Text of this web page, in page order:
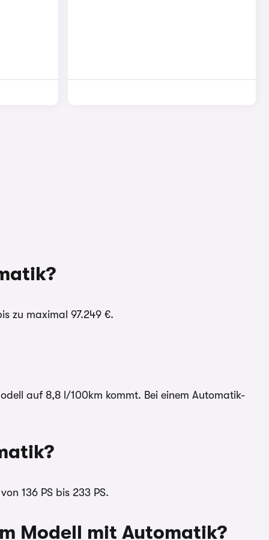
zu maximal 97.249 €.
auf 8,8 l/100km kommt. Bei einem Automatik-
136 PS bis 233 PS.
Modell mit Automatik?